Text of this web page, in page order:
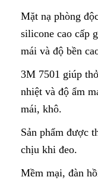
Mặt nạ phòng
silicone cao cấp
mái và độ bền
3M 7501 giúp
nhiệt và độ ẩm
mái, khô.
Sản phẩm được
chịu khi đeo.
Mềm mại, đàn